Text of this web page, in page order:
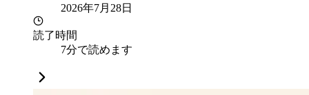
2026年7月28日
読了時間
7分で読めます